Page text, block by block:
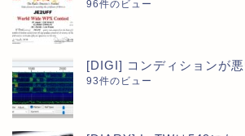
96件のビュー
[DIGI] コンディションが悪
93件のビュー